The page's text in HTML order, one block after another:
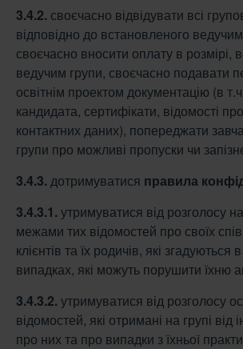
3.4.2. своєчасно відвідувати всі
відповідно до встановленого
своєчасно вносити оплату в розмірі,
ведучим групи, своєчасно подавати
освітнім проектом документацію (в
кандидата, сертифікати, відомості
контактних даних), попереджати
групи про можливі пропуски чи
3.4.3. дотримуватися правила
3.4.3.1. утримуватися від розголосу на
межами тих відомостей про своїх
клієнтів та їх родичів, які
випадках, які можуть порушити їхню
3.4.3.2. утримуватися від розголосу
відомостей, які отримані на групі від
про них та про випадки з їхньої